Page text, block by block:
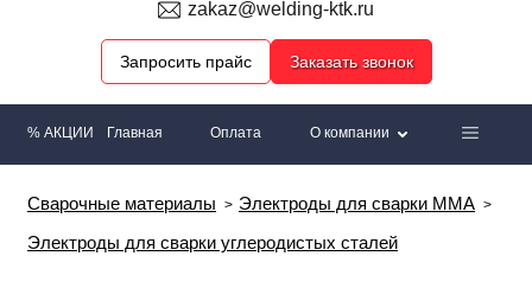
zakaz@welding-ktk.ru
Запросить прайс Заказать звонок
% АКЦИИ Главная Оплата О компании
Сварочные материалы
Электроды для сварки MMA
Электроды для сварки углеродистых сталей